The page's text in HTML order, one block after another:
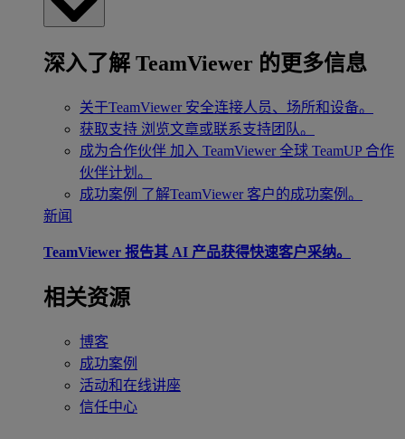
深入了解 TeamViewer 的更多信息
关于TeamViewer 安全连接人员、场所和设备。
获取支持 浏览文章或联系支持团队。
成为合作伙伴 加入 TeamViewer 全球 TeamUP 合作
伙伴计划。
成功案例 了解TeamViewer 客户的成功案例。
新闻
TeamViewer 报告其 AI 产品获得快速客户采纳。
相关资源
博客
成功案例
活动和在线讲座
信任中心